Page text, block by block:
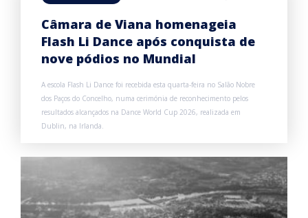
Câmara de Viana homenageia
Flash Li Dance após conquista de
nove pódios no Mundial
A escola Flash Li Dance foi recebida esta quarta-feira no Salão Nobre
dos Paços do Concelho, numa cerimónia de reconhecimento pelos
resultados alcançados na Dance World Cup 2026, realizada em
Dublin, na Irlanda.